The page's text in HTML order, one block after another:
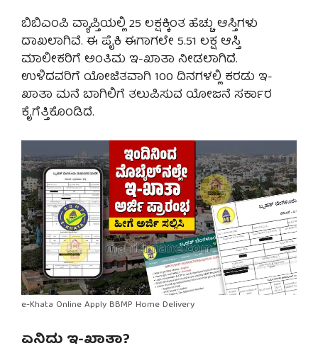
ಬಿಬಿಎಂಪಿ ವ್ಯಾಪ್ತಿಯಲ್ಲಿ 25 ಲಕ್ಷಕ್ಕಿಂತ ಹೆಚ್ಚು ಆಸ್ತಿಗಳು
ದಾಖಲಾಗಿವೆ. ಈ ಪೈಕಿ ಈಗಾಗಲೇ 5.51 ಲಕ್ಷ ಆಸ್ತಿ
ಮಾಲೀಕರಿಗೆ ಅಂತಿಮ ಇ-ಖಾತಾ ನೀಡಲಾಗಿದೆ.
ಉಳಿದವರಿಗೆ ಯೋಜಿತವಾಗಿ 100 ದಿನಗಳಲ್ಲಿ ಕರಡು ಇ-
ಖಾತಾ ಮನೆ ಬಾಗಿಲಿಗೆ ತಲುಪಿಸುವ ಯೋಜನೆ ಸರ್ಕಾರ
ಕೈಗೆತ್ತಿಕೊಂಡಿದೆ.
e-Khata Online Apply BBMP Home Delivery
ಏನಿದು ಇ-ಖಾತಾ?